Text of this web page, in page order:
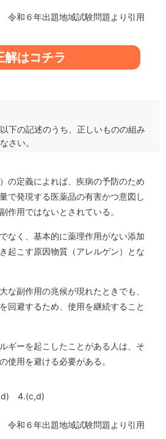
和６年出題地域試験問題より引用
解はコチラ
下の記述のうち、正しいものの組み
さい。
の定義によれば、疾病の予防のため
で発現する医薬品の有害かつ意図し
作用ではないとされている。
なく、基本的に薬理作用がない添加
起こす原因物質（アレルゲン）とな
な副作用の兆候が現れたときでも、
回避するため、使用を継続すること
ギーを起こしたことがある人は、そ
使用を避ける必要がある。
4.(c,d)
和６年出題地域試験問題より引用